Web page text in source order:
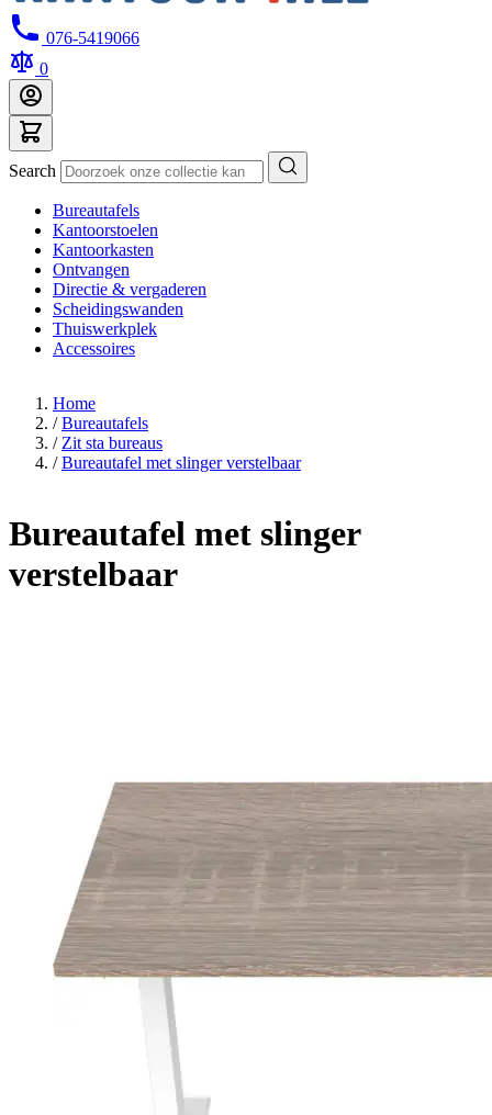
076-5419066
0
Search
Bureautafels
Kantoorstoelen
Kantoorkasten
Ontvangen
Directie & vergaderen
Scheidingswanden
Thuiswerkplek
Accessoires
Home
/ Bureautafels
/ Zit sta bureaus
/ Bureautafel met slinger verstelbaar
Bureautafel met slinger
verstelbaar